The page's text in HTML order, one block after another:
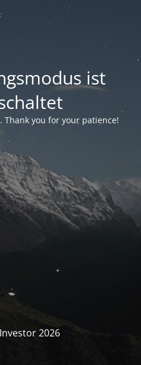
ist
Thank you for your patience!
2026